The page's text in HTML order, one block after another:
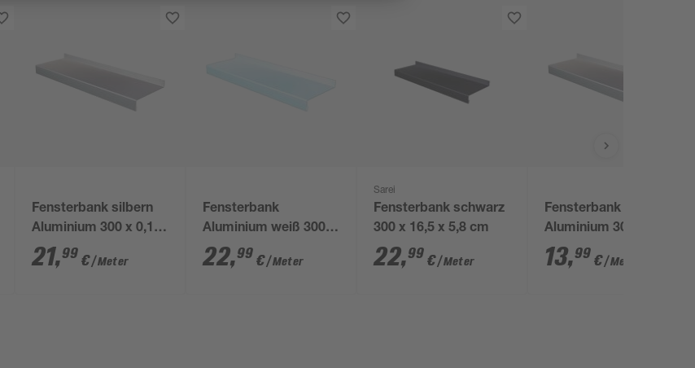
Fensterbank silbern
Aluminium 300 x 0,15
x 15 cm
21,99 €/ Meter
Fensterbank
Aluminium weiß 300 x
0,15 x 16,5 cm
22,99 €/ Meter
Sarei
Fensterbank schwarz
300 x 16,5 x 5,8 cm
22,99 €/ Meter
Fensterbank silbern
Aluminium 300 x 0,15
x 7 cm
13,99 €/ Meter